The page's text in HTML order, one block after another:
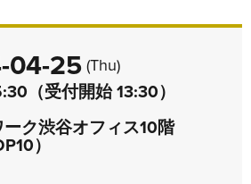
04-25 (Thu)
（受付開始 13:30）
ーク渋谷オフィス10階
）